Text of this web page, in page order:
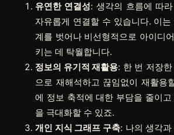
유연한 연결성: 생각의 흐름에 따
자유롭게 연결할 수 있습니다. 이
계를 벗어나 비선형적으로 아이디
키는 데 탁월합니다.
정보의 유기적 재활용: 한 번 저장
으로 재해석하고 끊임없이 재활용
에 정보 축적에 대한 부담을 줄이
을 극대화할 수 있죠.
개인 지식 그래프 구축: 나의 생각